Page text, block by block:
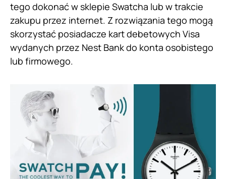
tego dokonać w sklepie Swatcha lub w trakcie
zakupu przez internet. Z rozwiązania tego mogą
skorzystać posiadacze kart debetowych Visa
wydanych przez Nest Bank do konta osobistego
lub firmowego.